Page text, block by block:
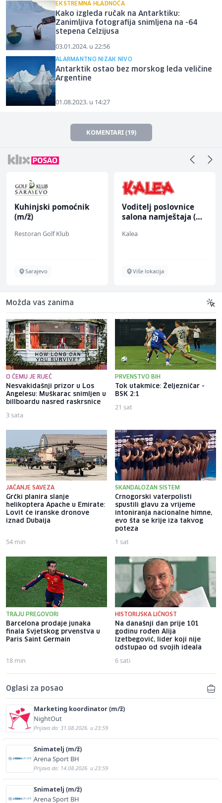
EKSTREMNA HLADNOĆA
Kako izgleda ručak na Antarktiku:
Zanimljiva fotografija snimljena na -64
stepena Celzijusa
03.01.2024. u 22:56
ALARMANTNO NIZAK NIVO
Antarktik ostao bez morskog leda veličine
Argentine
01.08.2023. u 14:27
KOMENTARI (19)
Kuhinjski pomoćnik
(m/ž)
Restoran Golf Klub
Sarajevo
Voditelj poslovnice
salona namještaja (m/
Kalea
Više lokacija
Možda vas zanima
O ČEMU JE RIJEČ
Nesvakidašnji prizor u Los
Angelesu: Muškarac snimljen u
billboardu nasred raskrsnice
3 sata
PRVENSTVO BIH
Tok utakmice: Željezničar -
BSK 2:1
21 sat
JAČANJE SAVEZA
Grčki planira slanje
helikoptera Apache u Emirate:
Lovit će iranske dronove
iznad Dubaija
54 min
SKANDALOZAN SISTEM
Crnogorski vaterpolisti
spustili glavu za vrijeme
intoniranja nacionalne himne,
evo šta se krije iza takvog
poteza
1 sat
TRAJU PREGOVORI
Barcelona prodaje junaka
finala Svjetskog prvenstva u
Paris Saint Germain
18 min
HISTORIJSKA LIČNOST
Na današnji dan prije 101
godinu rođen Alija
Izetbegović, lider koji nije
odstupao od svojih ideala
6 sati
Oglasi za posao
Marketing koordinator (m/ž)
NightOut
Prijava do: 31.08.2026. u 23:59
Snimatelj (m/ž)
Arena Sport BH
Prijava do: 14.08.2026. u 23:59
Snimatelj (m/ž)
Arena Sport BH